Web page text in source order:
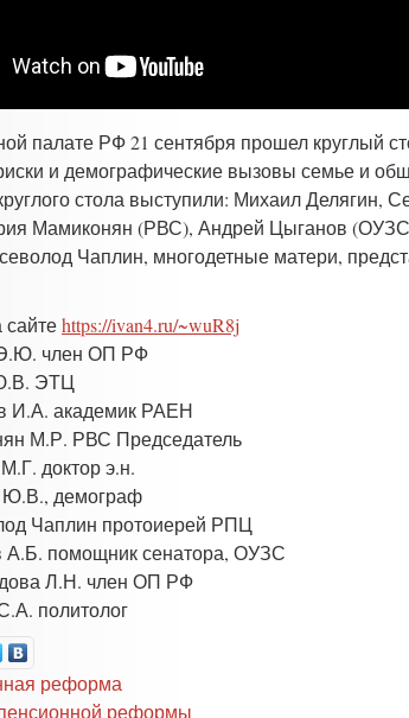
палате РФ 21 сентября прошел круглый
и демографические вызовы семье и
стола выступили: Михаил
Мамиконян (РВС), Андрей Цыганов
Чаплин, многодетные матери,
https://ivan4.ru/~wuR8j
член ОП РФ
ЭТЦ
И.А. академик РАЕН
М.Р. РВС Председатель
доктор э.н.
Ю.В., демограф
Чаплин протоиерей РПЦ
А.Б. помощник сенатора, ОУЗС
Л.Н. член ОП РФ
политолог
реформа
реформы